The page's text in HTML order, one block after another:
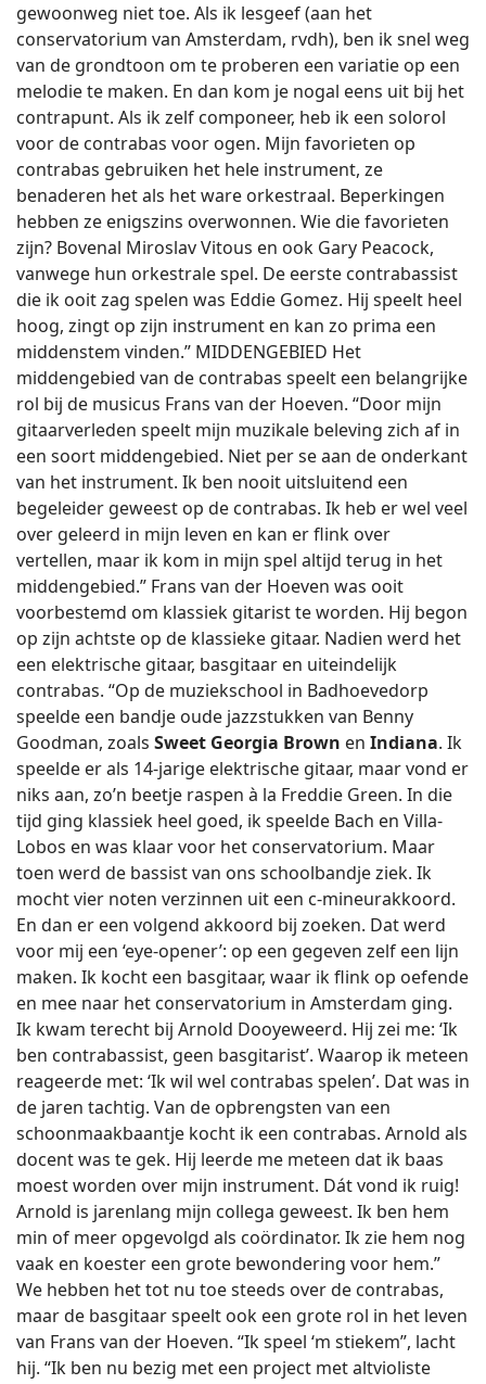
gewoonweg niet toe. Als ik lesgeef (aan het
conservatorium van Amsterdam, rvdh), ben ik snel weg
van de grondtoon om te proberen een variatie op een
melodie te maken. En dan kom je nogal eens uit bij het
contrapunt. Als ik zelf componeer, heb ik een solorol
voor de contrabas voor ogen. Mijn favorieten op
contrabas gebruiken het hele instrument, ze
benaderen het als het ware orkestraal. Beperkingen
hebben ze enigszins overwonnen. Wie die favorieten
zijn? Bovenal Miroslav Vitous en ook Gary Peacock,
vanwege hun orkestrale spel. De eerste contrabassist
die ik ooit zag spelen was Eddie Gomez. Hij speelt heel
hoog, zingt op zijn instrument en kan zo prima een
middenstem vinden.” MIDDENGEBIED Het
middengebied van de contrabas speelt een belangrijke
rol bij de musicus Frans van der Hoeven. “Door mijn
gitaarverleden speelt mijn muzikale beleving zich af in
een soort middengebied. Niet per se aan de onderkant
van het instrument. Ik ben nooit uitsluitend een
begeleider geweest op de contrabas. Ik heb er wel veel
over geleerd in mijn leven en kan er flink over
vertellen, maar ik kom in mijn spel altijd terug in het
middengebied.” Frans van der Hoeven was ooit
voorbestemd om klassiek gitarist te worden. Hij begon
op zijn achtste op de klassieke gitaar. Nadien werd het
een elektrische gitaar, basgitaar en uiteindelijk
contrabas. “Op de muziekschool in Badhoevedorp
speelde een bandje oude jazzstukken van Benny
Goodman, zoals Sweet Georgia Brown en Indiana. Ik
speelde er als 14-jarige elektrische gitaar, maar vond er
niks aan, zo’n beetje raspen à la Freddie Green. In die
tijd ging klassiek heel goed, ik speelde Bach en Villa-
Lobos en was klaar voor het conservatorium. Maar
toen werd de bassist van ons schoolbandje ziek. Ik
mocht vier noten verzinnen uit een c-mineurakkoord.
En dan er een volgend akkoord bij zoeken. Dat werd
voor mij een ‘eye-opener’: op een gegeven zelf een lijn
maken. Ik kocht een basgitaar, waar ik flink op oefende
en mee naar het conservatorium in Amsterdam ging.
Ik kwam terecht bij Arnold Dooyeweerd. Hij zei me: ‘Ik
ben contrabassist, geen basgitarist’. Waarop ik meteen
reageerde met: ‘Ik wil wel contrabas spelen’. Dat was in
de jaren tachtig. Van de opbrengsten van een
schoonmaakbaantje kocht ik een contrabas. Arnold als
docent was te gek. Hij leerde me meteen dat ik baas
moest worden over mijn instrument. Dát vond ik ruig!
Arnold is jarenlang mijn collega geweest. Ik ben hem
min of meer opgevolgd als coördinator. Ik zie hem nog
vaak en koester een grote bewondering voor hem.”
We hebben het tot nu toe steeds over de contrabas,
maar de basgitaar speelt ook een grote rol in het leven
van Frans van der Hoeven. “Ik speel ‘m stiekem”, lacht
hij. “Ik ben nu bezig met een project met altvioliste